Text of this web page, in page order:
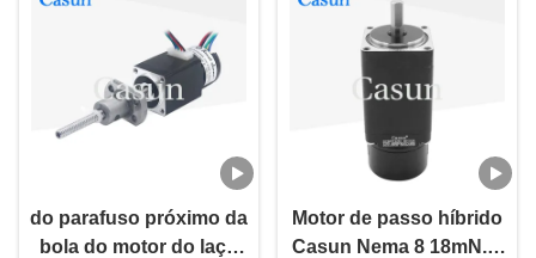
do parafuso próximo da
bola do motor do laço
Motor de passo híbrido
Casun Nema 8 18mN.M